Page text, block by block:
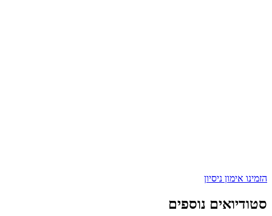
הזמינו אימון ניסיון
סטודיואים נוספים